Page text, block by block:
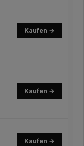
Kaufen →
Kaufen →
Kaufen →